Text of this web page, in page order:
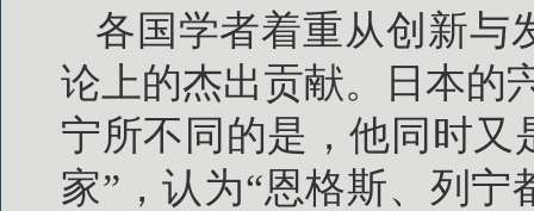
各国学者着重从创新与
论上的杰出贡献。日本的
宁所不同的是，他同时
家”，认为“恩格斯、列